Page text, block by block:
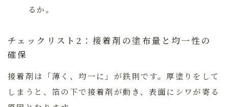
るか。
チェックリスト2：接着剤の塗布量と均一性の
確保
接着剤は「薄く、均一に」が鉄則です。厚塗りをして
しまうと、箔の下で接着剤が動き、表面にシワが寄る